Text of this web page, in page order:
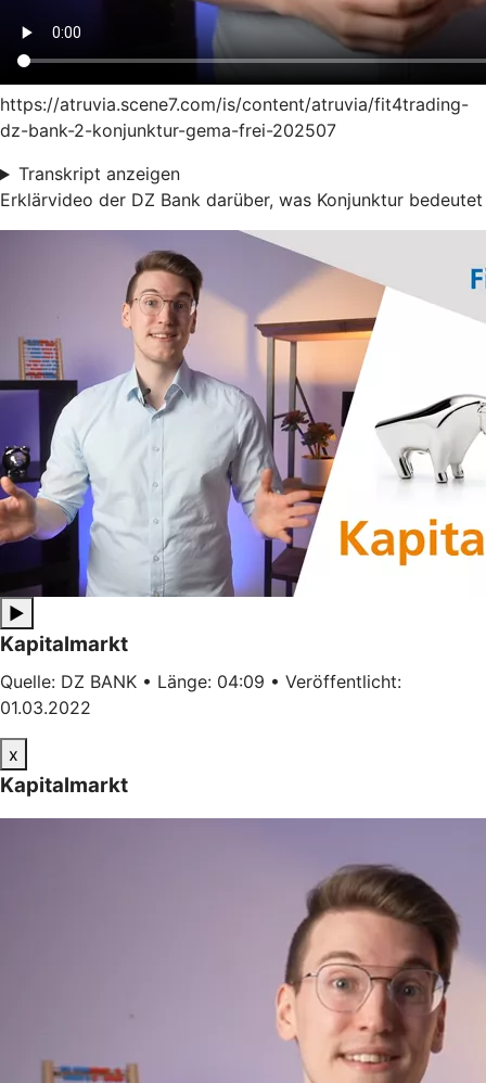
https://atruvia.scene7.com/is/content/atruvia/fit4trading-
dz-bank-2-konjunktur-gema-frei-202507
Transkript anzeigen
Erklärvideo der DZ Bank darüber, was Konjunktur bedeutet
▶
Kapitalmarkt
Quelle: DZ BANK • Länge: 04:09 • Veröffentlicht:
01.03.2022
x
Kapitalmarkt